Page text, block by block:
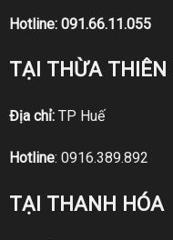
Hotline: 091.66.11.055
TẠI THỪA THIÊN
Địa chỉ:TP Huế
Hotline: 0916.389.892
TẠI THANH HÓA